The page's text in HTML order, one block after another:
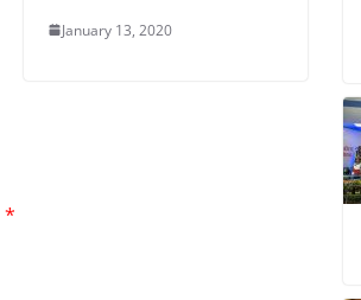
January 13, 2020
*